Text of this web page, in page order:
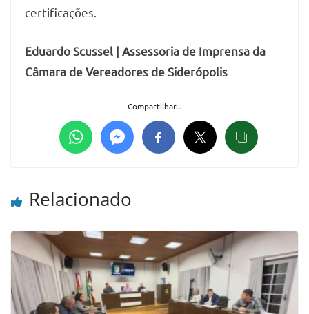
certificações.
Eduardo Scussel | Assessoria de Imprensa da
Câmara de Vereadores de Siderópolis
Compartilhar...
Relacionado